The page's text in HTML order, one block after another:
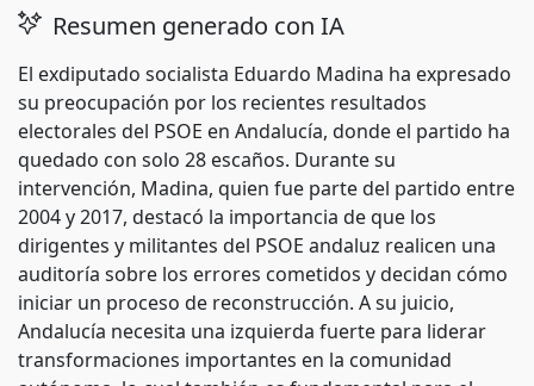
Resumen generado con IA
El exdiputado socialista Eduardo Madina ha expresado
su preocupación por los recientes resultados
electorales del PSOE en Andalucía, donde el partido ha
quedado con solo 28 escaños. Durante su
intervención, Madina, quien fue parte del partido entre
2004 y 2017, destacó la importancia de que los
dirigentes y militantes del PSOE andaluz realicen una
auditoría sobre los errores cometidos y decidan cómo
iniciar un proceso de reconstrucción. A su juicio,
Andalucía necesita una izquierda fuerte para liderar
transformaciones importantes en la comunidad